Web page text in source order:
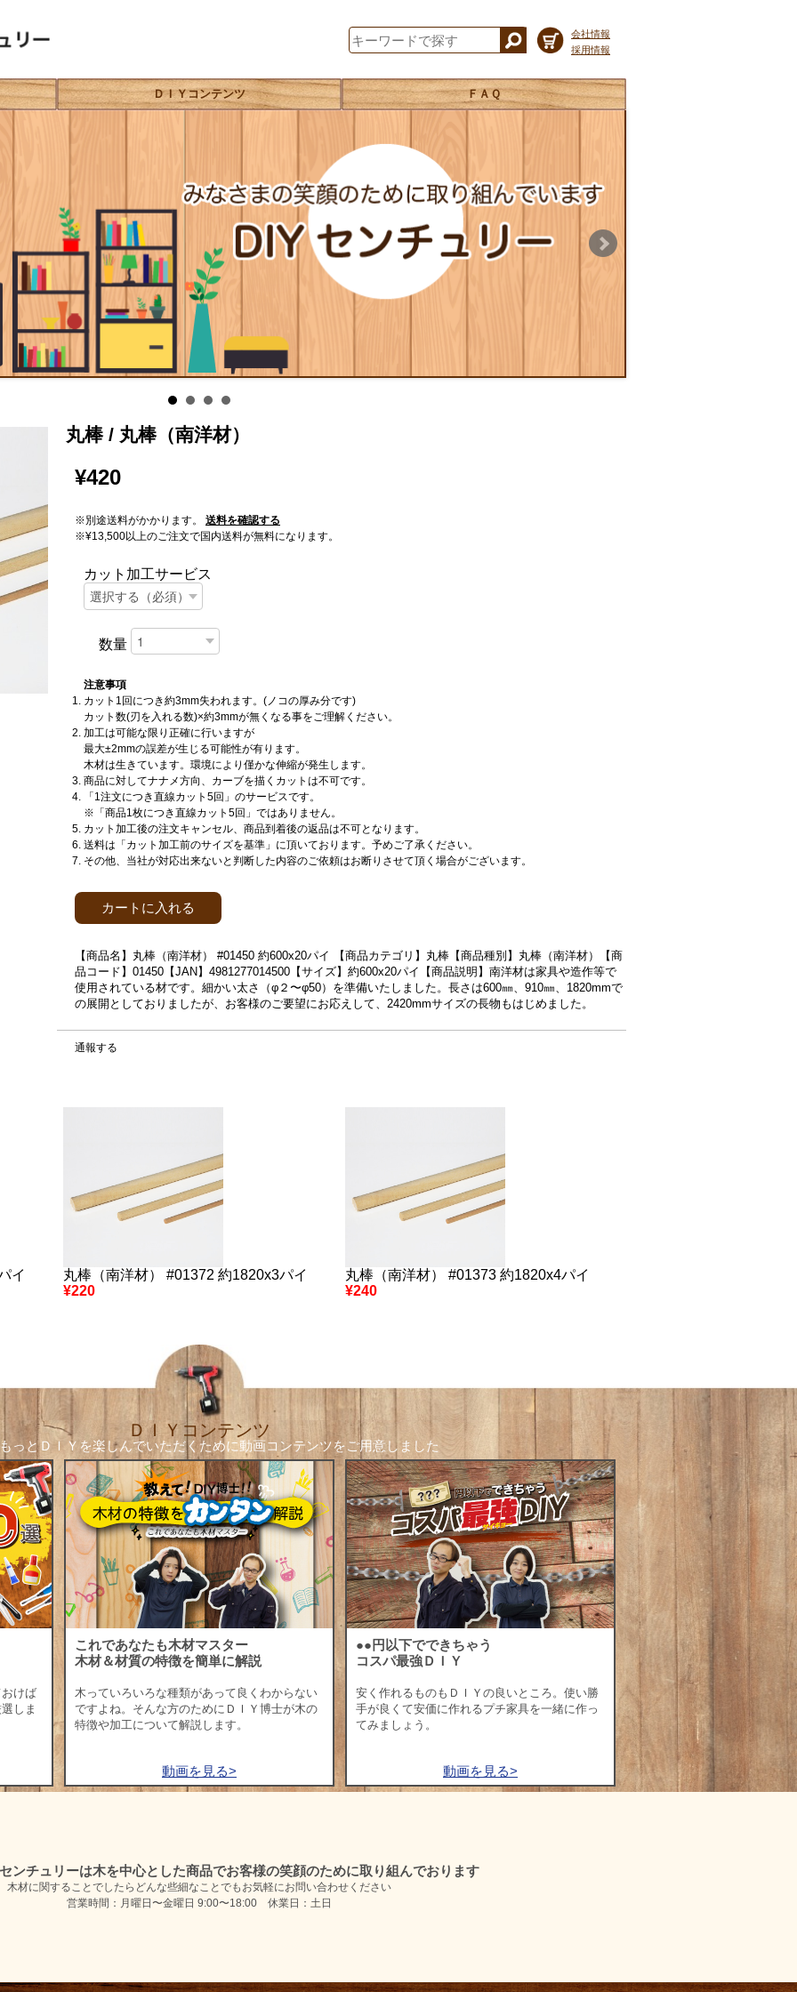
会社情報
採用情報
ＤＩＹコンテンツ ＦＡＱ
丸棒 / 丸棒（南洋材）
¥420
※別途送料がかかります。
送料を確認する
※¥13,500以上のご注文で国内送料が無料になります。
カット加工サービス
数量
注意事項
カット1回につき約3mm失われます。(ノコの厚み分です)
カット数(刃を入れる数)×約3mmが無くなる事をご理解ください。
加工は可能な限り正確に行いますが
最大±2mmの誤差が生じる可能性が有ります。
木材は生きています。環境により僅かな伸縮が発生します。
商品に対してナナメ方向、カーブを描くカットは不可です。
「1注文につき直線カット5回」のサービスです。
※「商品1枚につき直線カット5回」ではありません。
カット加工後の注文キャンセル、商品到着後の返品は不可となります。
送料は「カット加工前のサイズを基準」に頂いております。予めご了承ください。
その他、当社が対応出来ないと判断した内容のご依頼はお断りさせて頂く場合がございます。
カートに入れる
【商品名】丸棒（南洋材） #01450 約600x20パイ 【商品カテゴリ】丸棒【商品種別】丸棒（南洋材）【商
品コード】01450【JAN】4981277014500【サイズ】約600x20パイ【商品説明】南洋材は家具や造作等で
使用されている材です。細かい太さ（φ２〜φ50）を準備いたしました。長さは600㎜、910㎜、1820mmで
の展開としておりましたが、お客様のご要望にお応えして、2420mmサイズの長物もはじめました。
通報する
イ
丸棒（南洋材） #01372 約1820x3パイ
¥220
丸棒（南洋材） #01373 約1820x4パイ
¥240
ＤＩＹコンテンツ
っとＤＩＹを楽しんでいただくために動画コンテンツをご用意しました
けば
しま
これであなたも木材マスター
木材＆材質の特徴を簡単に解説
木っていろいろな種類があって良くわからない
ですよね。そんな方のためにＤＩＹ博士が木の
特徴や加工について解説します。
動画を見る>
●●円以下でできちゃう
コスパ最強ＤＩＹ
安く作れるものもＤＩＹの良いところ。使い勝
手が良くて安価に作れるプチ家具を一緒に作っ
てみましょう。
動画を見る>
ンチュリーは木を中心とした商品でお客様の笑顔のために取り組んでおります
木材に関することでしたらどんな些細なことでも お気軽にお問い合わせください
営業時間：月曜日〜金曜日 9:00〜18:00 休業日：土日